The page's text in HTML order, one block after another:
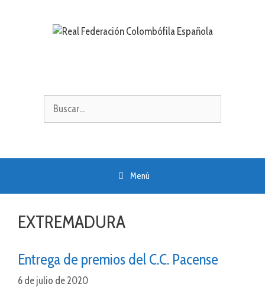
Buscar:
Menú
EXTREMADURA
Entrega de premios del C.C. Pacense
6 de julio de 2020